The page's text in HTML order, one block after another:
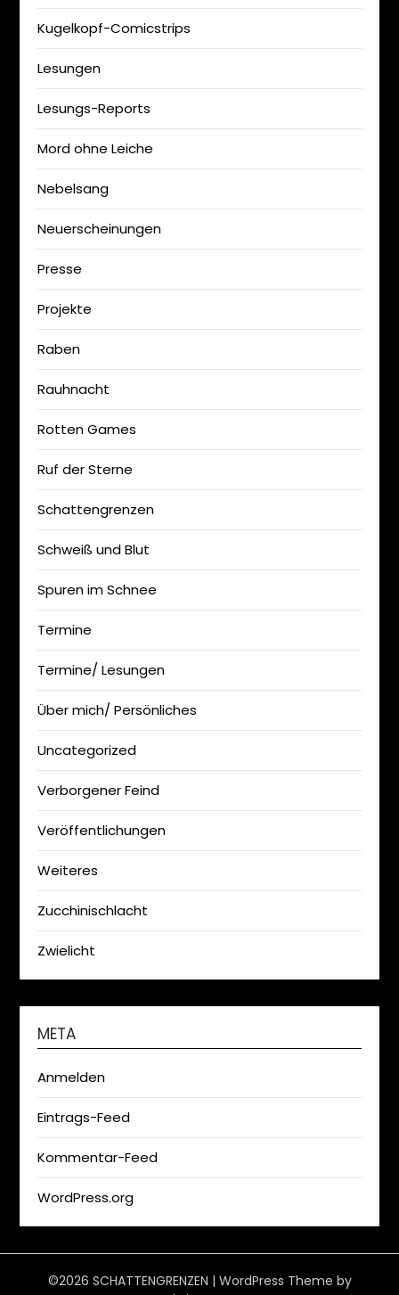
Kugelkopf-Comicstrips
Lesungen
Lesungs-Reports
Mord ohne Leiche
Nebelsang
Neuerscheinungen
Presse
Projekte
Raben
Rauhnacht
Rotten Games
Ruf der Sterne
Schattengrenzen
Schweiß und Blut
Spuren im Schnee
Termine
Termine/ Lesungen
Über mich/ Persönliches
Uncategorized
Verborgener Feind
Veröffentlichungen
Weiteres
Zucchinischlacht
Zwielicht
META
Anmelden
Eintrags-Feed
Kommentar-Feed
WordPress.org
©2026 SCHATTENGRENZEN | WordPress Theme by